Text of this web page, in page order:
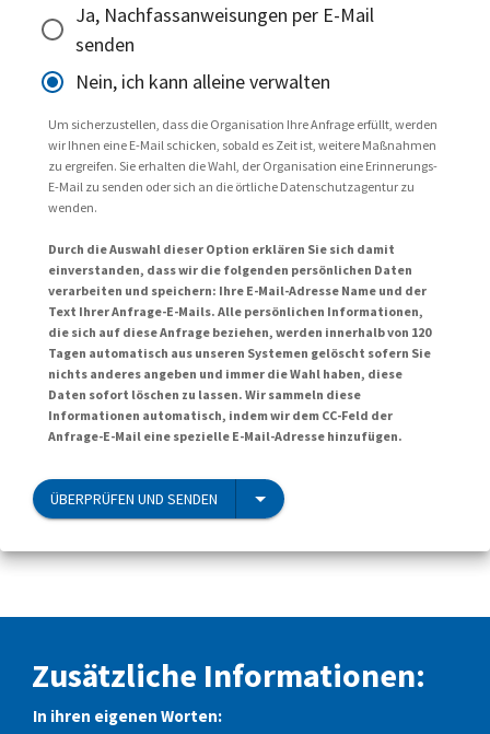
Ja, Nachfassanweisungen per E-Mail
senden
Nein, ich kann alleine verwalten
Um sicherzustellen, dass die Organisation Ihre Anfrage erfüllt, werden
wir Ihnen eine E-Mail schicken, sobald es Zeit ist, weitere Maßnahmen
zu ergreifen. Sie erhalten die Wahl, der Organisation eine Erinnerungs-
E-Mail zu senden oder sich an die örtliche Datenschutzagentur zu
wenden.
Durch die Auswahl dieser Option erklären Sie sich damit
einverstanden, dass wir die folgenden persönlichen Daten
verarbeiten und speichern: Ihre E-Mail-Adresse Name und der
Text Ihrer Anfrage-E-Mails. Alle persönlichen Informationen,
die sich auf diese Anfrage beziehen, werden innerhalb von 120
Tagen automatisch aus unseren Systemen gelöscht sofern Sie
nichts anderes angeben und immer die Wahl haben, diese
Daten sofort löschen zu lassen. Wir sammeln diese
Informationen automatisch, indem wir dem CC-Feld der
Anfrage-E-Mail eine spezielle E-Mail-Adresse hinzufügen.
ÜBERPRÜFEN UND SENDEN
Zusätzliche Informationen:
In ihren eigenen Worten: